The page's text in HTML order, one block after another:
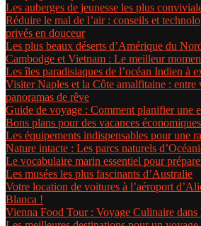
Les auberges de jeunesse les plus
Réduire le mal de l’air : conseils et
privés en douceur
Les plus beaux déserts d’Amérique du
Cambodge et Vietnam : Le meilleur
Les îles paradisiaques de l’océan Indien à
Visiter Naples et la Côte amalfitaine : entre
panoramas de rêve
Guide de voyage : Comment planifier une
Bons plans pour des vacances
Les équipements indispensables pour une
Nature intacte : Les parcs naturels
Le vocabulaire marin essentiel pour
Les musées les plus fascinants d’Australie
Votre location de voitures à l’aéroport
Blanca !
Vienna Food Tour : Voyage Culinaire